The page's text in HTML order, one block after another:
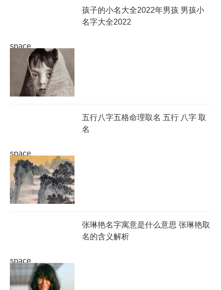
space
孩子的小名大全2022年男孩 男孩小
名字大全2022
space
五行八字五格命理取名 五行 八字 取
名
space
张琳艳名字寓意是什么意思 张琳艳取
名的含义解析